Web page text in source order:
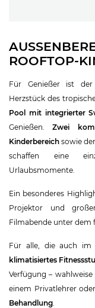
OOFTOP-
Für Genießer ist der
Herzstück des
Pool mit integrierter
Genießen.Zwei
Kinderbereich sowie
schaffen eine
Urlaubsmomente.
Ein besonderes
Projektor und
Filmabende unter dem
Für alle, die auch im
klimatisiertes
Verfügung –
einem Privatlehrer
Behandlung